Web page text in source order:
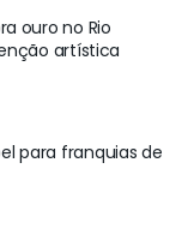
ouro no Rio
artística
para franquias de